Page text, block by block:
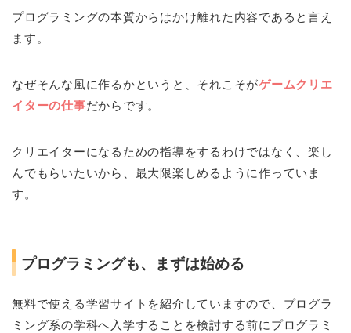
プログラミングの本質からはかけ離れた内容であると言え
ます。
なぜそんな風に作るかというと、それこそがゲームクリエ
イターの仕事だからです。
クリエイターになるための指導をするわけではなく、楽し
んでもらいたいから、最大限楽しめるように作っていま
す。
プログラミングも、まずは始める
無料で使える学習サイトを紹介していますので、プログラ
ミング系の学科へ入学することを検討する前にプログラミ